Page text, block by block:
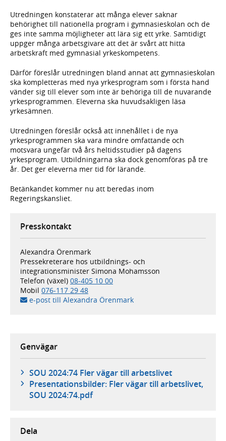
Utredningen konstaterar att många elever saknar
behörighet till nationella program i gymnasieskolan och de
ges inte samma möjligheter att lära sig ett yrke. Samtidigt
uppger många arbetsgivare att det är svårt att hitta
arbetskraft med gymnasial yrkeskompetens.
Därför föreslår utredningen bland annat att gymnasieskolan
ska kompletteras med nya yrkesprogram som i första hand
vänder sig till elever som inte är behöriga till de nuvarande
yrkesprogrammen. Eleverna ska huvudsakligen läsa
yrkesämnen.
Utredningen föreslår också att innehållet i de nya
yrkesprogrammen ska vara mindre omfattande och
motsvara ungefär två års heltidsstudier på dagens
yrkesprogram. Utbildningarna ska dock genomföras på tre
år. Det ger eleverna mer tid för lärande.
Betänkandet kommer nu att beredas inom
Regeringskansliet.
Presskontakt
Alexandra Örenmark
Pressekreterare hos utbildnings- och
integrationsminister Simona Mohamsson
Telefon (växel) 08-405 10 00
Mobil 076-117 29 48
e-post till Alexandra Örenmark
Genvägar
SOU 2024:74 Fler vägar till arbetslivet
Presentationsbilder: Fler vägar till arbetslivet,
SOU 2024:74.pdf
Dela